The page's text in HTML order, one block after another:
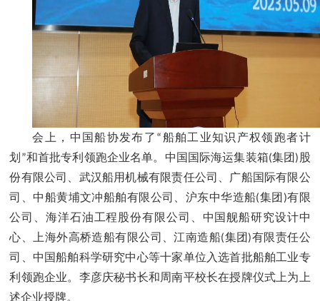
会上，中国船协发布了 “船舶工业知识产权领跑者计
划 ”和首批专利领跑企业名单。中国国际海运集装箱(集团 ) 股
份有限公司、武汉船用机械有限责任公司、广船国际有限公
司、中船黄埔文冲船舶有限公司、沪东中华造船(集团 )有限
公司、海洋石油工程股份有限公司、中国舰船研究设计中
心、上海外高桥造船有限公司、江南造船(集团 )有限责任公
司、中国船舶科学研究中心等十家单位入选首批船舶工业专
利领跑企业。李彦庆秘书长和周南平校长在授牌仪式上为上
述企业授牌。